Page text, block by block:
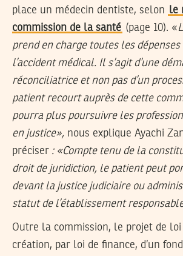
place un médecin dentiste, selon le
commission de la santé (page 10). «
prend en charge toutes les
l’accident médical. Il s’agit d’une
réconciliatrice et non pas d’un
patient recourt auprès de cette
pourra plus poursuivre les
en justice», nous explique Ayachi
préciser : «Compte tenu de la
droit de juridiction, le patient peut
devant la justice judiciaire ou
statut de l’établissement
Outre la commission, le projet de
création, par loi de finance, d’un